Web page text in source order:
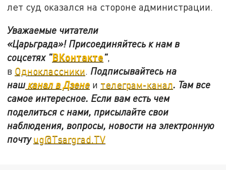
лет суд оказался на стороне администрации.
Уважаемые читатели
«Царьграда»! Присоединяйтесь к нам в
соцсетях "ВКонтакте",
в Одноклассники. Подписывайтесь на
нашканал в Дзене и телеграм-канал. Там все
самое интересное. Если вам есть чем
поделиться с нами, присылайте свои
наблюдения, вопросы, новости на электронную
почтуug@Tsargrad.TV